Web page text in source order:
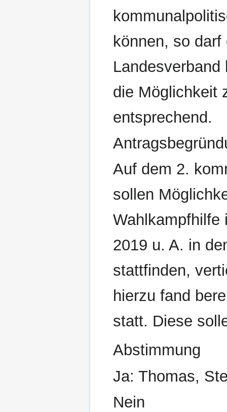
können, so
die Möglichkeit
entsprechend.
Auf dem 2.
sollen
Wahlkampfhilfe
2019 u. A. in
stattfinden,
hierzu fand
statt. Diese
Abstimmung
Ja: Thomas,
Nein